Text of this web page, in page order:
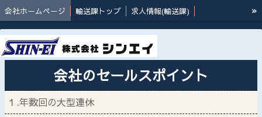
会社ホームページ 輸送課トップ 求人情報(輸送課)
従業員(輸送課)の声 倉庫課トップ 求人情報(倉庫課)
従業員(倉庫課)の声 フォークリフト安全講習会
»
会社のセールスポイント
１.年数回の大型連休